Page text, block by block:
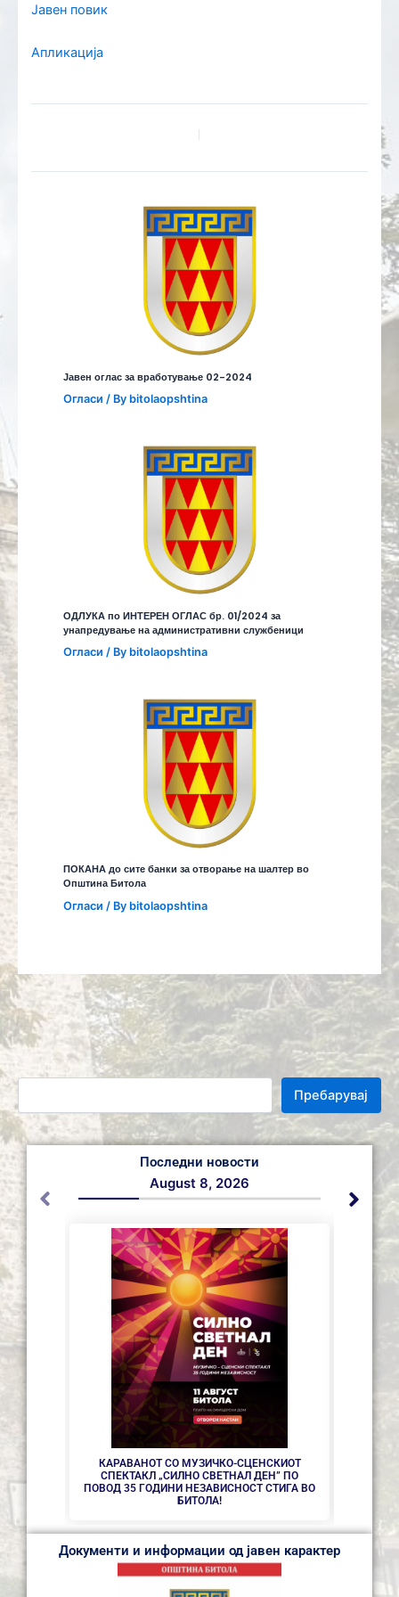
Пребарувај
Последни новости
КАРАВАНОТ СО МУЗИЧКО-СЦЕНСКИОТ
СПЕКТАКЛ „СИЛНО СВЕТНАЛ ДЕН” ПО
ПОВОД 35 ГОДИНИ НЕЗАВИСНОСТ СТИГА ВО
БИТОЛА!
August 8, 2026
Документи и информации од јавен карактер
Јавен повик
Апликација
Јавен оглас за вработување 02-2024
Огласи / By bitolaopshtina
ОДЛУКА по ИНТЕРЕН ОГЛАС бр. 01/2024 за
унапредување на административни службеници
Огласи / By bitolaopshtina
ПОКАНА до сите банки за отворање на шалтер во
Општина Битола
Огласи / By bitolaopshtina